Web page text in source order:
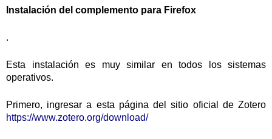
nstalación del complemento para Firefox
.
Esta instalación es muy similar en todos los sistemas
operativos.
Primero, ingresar a esta página del sitio oficial de Zotero
https://www.zotero.org/download/